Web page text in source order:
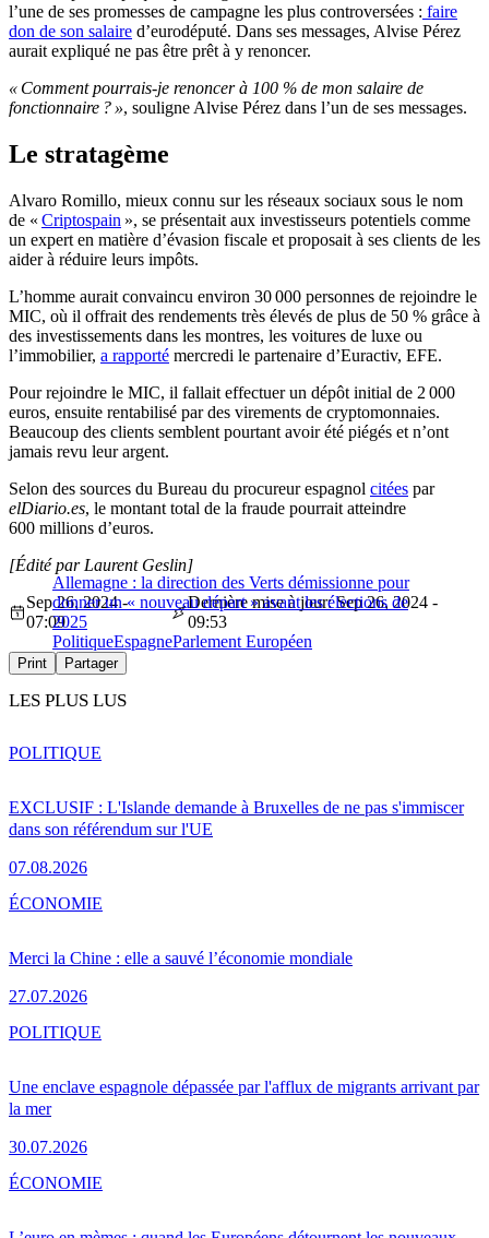
l’une de ses promesses de campagne les plus controversées : faire
don de son salaire d’eurodéputé. Dans ses messages, Alvise Pérez
aurait expliqué ne pas être prêt à y renoncer.
« Comment pourrais-je renoncer à 100 % de mon salaire de
fonctionnaire ? », souligne Alvise Pérez dans l’un de ses messages.
Le stratagème
Alvaro Romillo, mieux connu sur les réseaux sociaux sous le nom
de « Criptospain », se présentait aux investisseurs potentiels comme
un expert en matière d’évasion fiscale et proposait à ses clients de les
aider à réduire leurs impôts.
L’homme aurait convaincu environ 30 000 personnes de rejoindre le
MIC, où il offrait des rendements très élevés de plus de 50 % grâce à
des investissements dans les montres, les voitures de luxe ou
l’immobilier, a rapporté mercredi le partenaire d’Euractiv, EFE.
Pour rejoindre le MIC, il fallait effectuer un dépôt initial de 2 000
euros, ensuite rentabilisé par des virements de cryptomonnaies.
Beaucoup des clients semblent pourtant avoir été piégés et n’ont
jamais revu leur argent.
Selon des sources du Bureau du procureur espagnol citées par
elDiario.es, le montant total de la fraude pourrait atteindre
600 millions d’euros.
Allemagne : la direction des Verts démissionne pour
donner un « nouveau départ » avant les élections de
2025
[Édité par Laurent Geslin]
Sep 26, 2024 -
07:09
Dernière mise à jour: Sep 26, 2024 -
09:53
PolitiqueEspagneParlement Européen
Print Partager
LES PLUS LUS
EXCLUSIF : L'Islande demande à Bruxelles de ne pas s'immiscer
dans son référendum sur l'UE
07.08.2026
POLITIQUE
Merci la Chine : elle a sauvé l’économie mondiale
27.07.2026
ÉCONOMIE
Une enclave espagnole dépassée par l'afflux de migrants arrivant par
la mer
30.07.2026
POLITIQUE
ÉCONOMIE